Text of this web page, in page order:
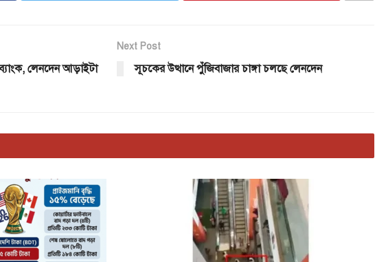
লেনদেন আড়াইটা
Next Post
সূচকের উত্থানে পুঁজিবাজার চাঙ্গা চলছে লেনদেন